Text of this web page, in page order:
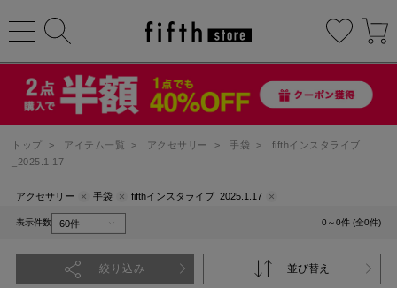
トップ > アイテム一覧 > アクセサリー > 手袋 >
fifthインスタライブ
_2025.1.17
アクセサリー 手袋 fifthインスタライブ_2025.1.17
表示件数 0～0件 (全0件)
絞り込み 並び替え